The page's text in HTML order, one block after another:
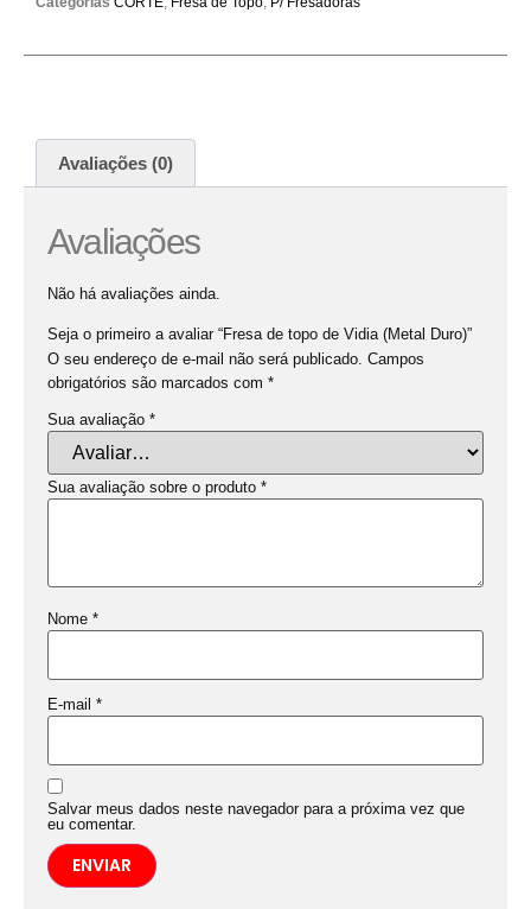
Avaliações (0)
Avaliações
Não há avaliações ainda.
Seja o primeiro a avaliar “Fresa de topo de Vidia (Metal Duro)”
O seu endereço de e-mail não será publicado. Campos
obrigatórios são marcados com *
Sua avaliação *
Sua avaliação sobre o produto *
Nome *
E-mail *
Salvar meus dados neste navegador para a próxima vez que
eu comentar.